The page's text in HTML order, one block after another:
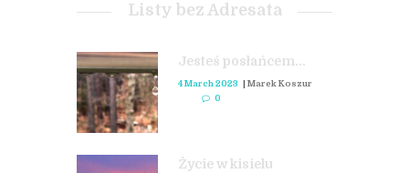
Listy bez Adresata
Jesteś posłańcem...
4 March 2023 | Marek Koszur
0
Życie w kisielu